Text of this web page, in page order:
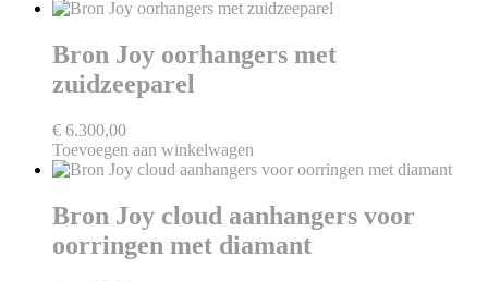
Bron Joy oorhangers met
zuidzeeparel
€ 6.300,00
Toevoegen aan winkelwagen
Bron Joy cloud aanhangers voor
oorringen met diamant